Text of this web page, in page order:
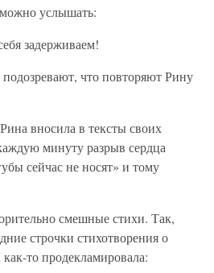
услышать:
задерживаем!
что повторяют Рину
вносила в тексты своих
минуту разрыв сердца
сейчас не носят» и тому
смешные стихи. Так,
строчки стихотворения о
то продекламировала: